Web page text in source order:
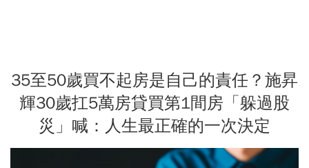
35至50歲買不起房是自己的責任？施昇
輝30歲扛5萬房貸買第1間房「躲過股
災」喊：人生最正確的一次決定